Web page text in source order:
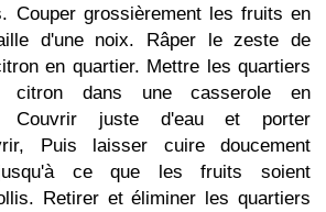
Couper grossièrement les fruits en
d'une noix. Râper le zeste de
en quartier. Mettre les quartiers
dans une casserole en
Couvrir juste d'eau et porter
Puis laisser cuire doucement
ce que les fruits soient
Retirer et éliminer les quartiers